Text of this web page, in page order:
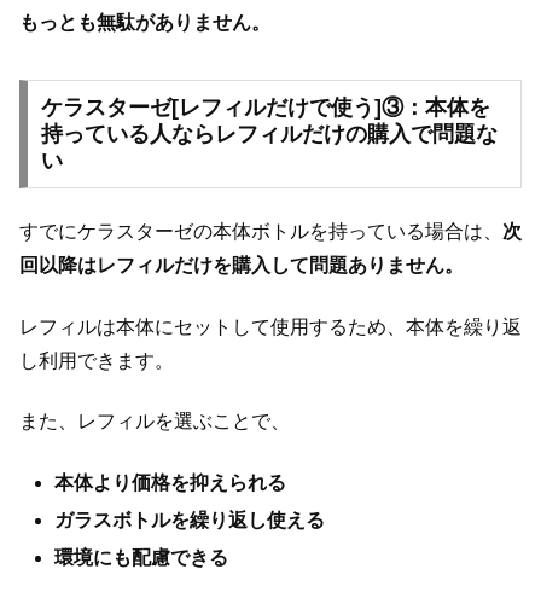
もっとも無駄がありません。
ケラスターゼ[レフィルだけで使う]③：本体を
持っている人ならレフィルだけの購入で問題な
い
すでにケラスターゼの本体ボトルを持っている場合は、 次
回以降はレフィルだけを購入して問題ありません。
レフィルは本体にセットして使用するため、本体を繰り返
し利用できます。
また、レフィルを選ぶことで、
本体より価格を抑えられる
ガラスボトルを繰り返し使える
環境にも配慮できる